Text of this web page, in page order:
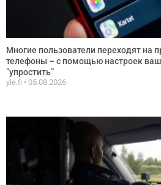
Многие пользователи переходят на
телефоны – с помощью настроек
”упростить”
yle.fi 05.08.2026